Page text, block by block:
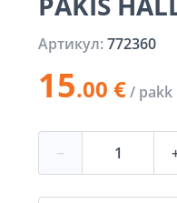
Артикул:772360
15.00 €/ pakk
−